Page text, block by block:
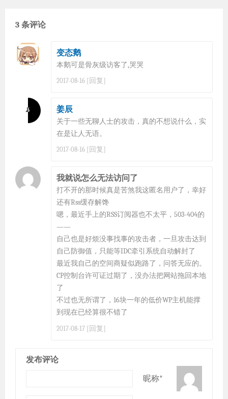
3 条评论
变态鹅
本鹅可是骨灰级访客了,哭哭
2017-08-16 [回复]
姜辰
关于一些无聊人士的攻击，真的不想说什么，实
在是让人无语。
2017-08-16 [回复]
我就说怎么无法访问了
打不开的那时候真是苦煞我这匿名用户了，幸好
还有Rss缓存解馋
嗯，最近手上的RSS订阅器也不太平，503-404的
——
自己也是好烦没事找事的攻击者，一旦攻击达到
自己防御值，只能等IDC牵引系统自动解封了
最近我自己的空间商疑似跑路了，问答无应的。
CP控制台许可证过期了，没办法把网站拖回本地
了
不过也无所谓了，16块一年的低价WP主机能撑
到现在已经算很不错了
2017-08-17 [回复]
发布评论
昵称*